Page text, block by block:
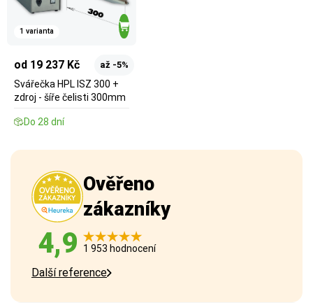
1 varianta
od 19 237 Kč až -5%
Svářečka HPL ISZ 300 +
zdroj - šíře čelisti 300mm
Do 28 dní
Ověřeno
zákazníky
4,9 1 953 hodnocení
Další reference